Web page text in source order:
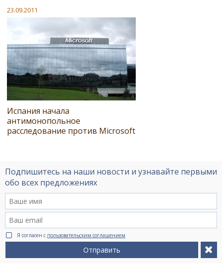
23.09.2011
Испания начала
антимонопольное
расследование против Microsoft
Подпишитесь на наши новости и узнавайте первыми
обо всех предложениях
Я согласен с пользовательским соглашением
Отправить